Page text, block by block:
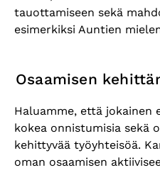
tauottamiseen sekä
esimerkiksi Auntien
Osaamisen
Haluamme, että jokainen
kokea onnistumisia sekä
kehittyvää työyhteisöä.
oman osaamisen